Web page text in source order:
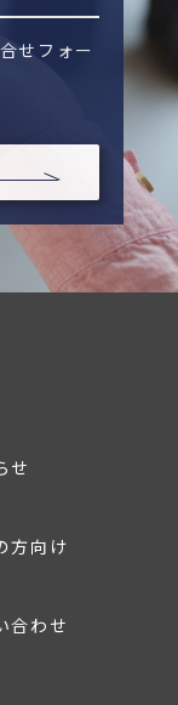
せフォー
せ
方向け
合わせ